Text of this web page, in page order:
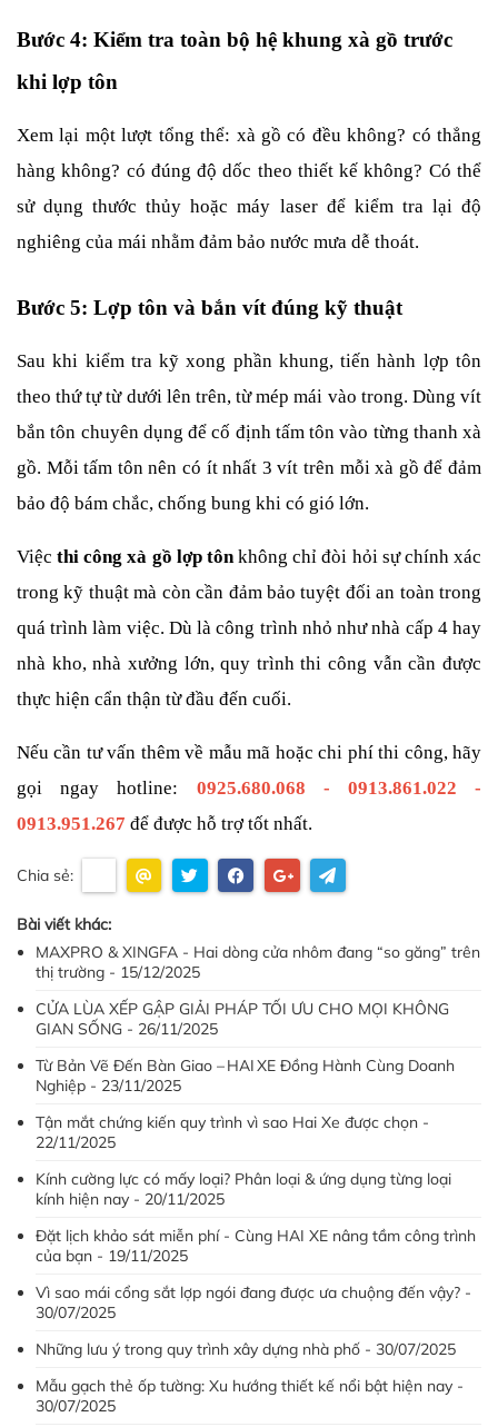
Bước 4: Kiểm tra toàn bộ hệ khung xà gồ trước
khi lợp tôn
Xem lại một lượt tổng thể: xà gồ có đều không? có thẳng
hàng không? có đúng độ dốc theo thiết kế không? Có thể
sử dụng thước thủy hoặc máy laser để kiểm tra lại độ
nghiêng của mái nhằm đảm bảo nước mưa dễ thoát.
Bước 5: Lợp tôn và bắn vít đúng kỹ thuật
Sau khi kiểm tra kỹ xong phần khung, tiến hành lợp tôn
theo thứ tự từ dưới lên trên, từ mép mái vào trong. Dùng vít
bắn tôn chuyên dụng để cố định tấm tôn vào từng thanh xà
gồ. Mỗi tấm tôn nên có ít nhất 3 vít trên mỗi xà gồ để đảm
bảo độ bám chắc, chống bung khi có gió lớn.
Việc thi công xà gồ lợp tôn không chỉ đòi hỏi sự chính xác
trong kỹ thuật mà còn cần đảm bảo tuyệt đối an toàn trong
quá trình làm việc. Dù là công trình nhỏ như nhà cấp 4 hay
nhà kho, nhà xưởng lớn, quy trình thi công vẫn cần được
thực hiện cẩn thận từ đầu đến cuối.
Nếu cần tư vấn thêm về mẫu mã hoặc chi phí thi công, hãy
gọi ngay hotline: 0925.680.068 - 0913.861.022 -
0913.951.267 để được hỗ trợ tốt nhất.
Chia sẻ:
Bài viết khác:
MAXPRO & XINGFA - Hai dòng cửa nhôm đang “so găng” trên
thị trường - 15/12/2025
CỬA LÙA XẾP GẬP GIẢI PHÁP TỐI ƯU CHO MỌI KHÔNG
GIAN SỐNG - 26/11/2025
Từ Bản Vẽ Đến Bàn Giao – HAI XE Đồng Hành Cùng Doanh
Nghiệp - 23/11/2025
Tận mắt chứng kiến quy trình vì sao Hai Xe được chọn -
22/11/2025
Kính cường lực có mấy loại? Phân loại & ứng dụng từng loại
kính hiện nay - 20/11/2025
Đặt lịch khảo sát miễn phí - Cùng HAI XE nâng tầm công trình
của bạn - 19/11/2025
Vì sao mái cổng sắt lợp ngói đang được ưa chuộng đến vậy? -
30/07/2025
Những lưu ý trong quy trình xây dựng nhà phố - 30/07/2025
Mẫu gạch thẻ ốp tường: Xu hướng thiết kế nổi bật hiện nay -
30/07/2025